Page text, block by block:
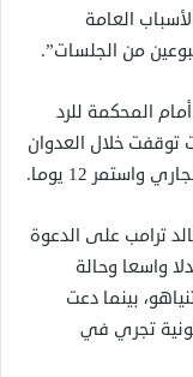
العامة
من الجلسات”.
المحكمة للرد
توقفت خلال العدوان
ترامب على الدعوة
واسعا وحالة
بينما دعت
تجري في